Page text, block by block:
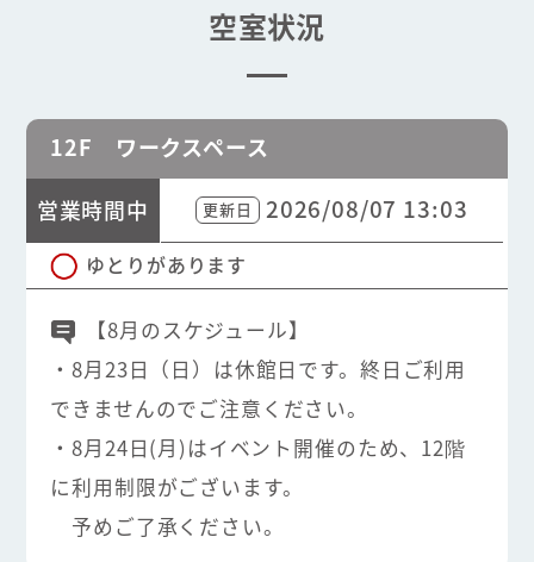
空室状況
12F ワークスペース
営業時間中
更新日 2026/08/07 13:03
ゆとりがあります
【8月のスケジュール】
・8月23日（日）は休館日です。終日ご利用
できませんのでご注意ください。
・8月24日(月)はイベント開催のため、12階
に利用制限がございます。
予めご了承ください。